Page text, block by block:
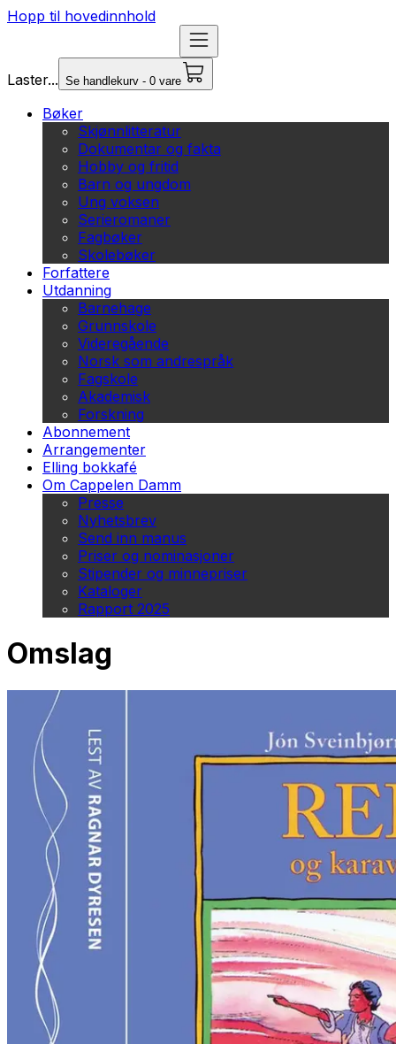
Hopp til hovedinnhold
Laster... Se handlekurv - 0 vare
Bøker
Skjønnlitteratur
Dokumentar og fakta
Hobby og fritid
Barn og ungdom
Ung voksen
Serieromaner
Fagbøker
Skolebøker
Forfattere
Utdanning
Barnehage
Grunnskole
Videregående
Norsk som andrespråk
Fagskole
Akademisk
Forskning
Abonnement
Arrangementer
Elling bokkafé
Om Cappelen Damm
Presse
Nyhetsbrev
Send inn manus
Priser og nominasjoner
Stipender og minnepriser
Kataloger
Rapport 2025
Omslag